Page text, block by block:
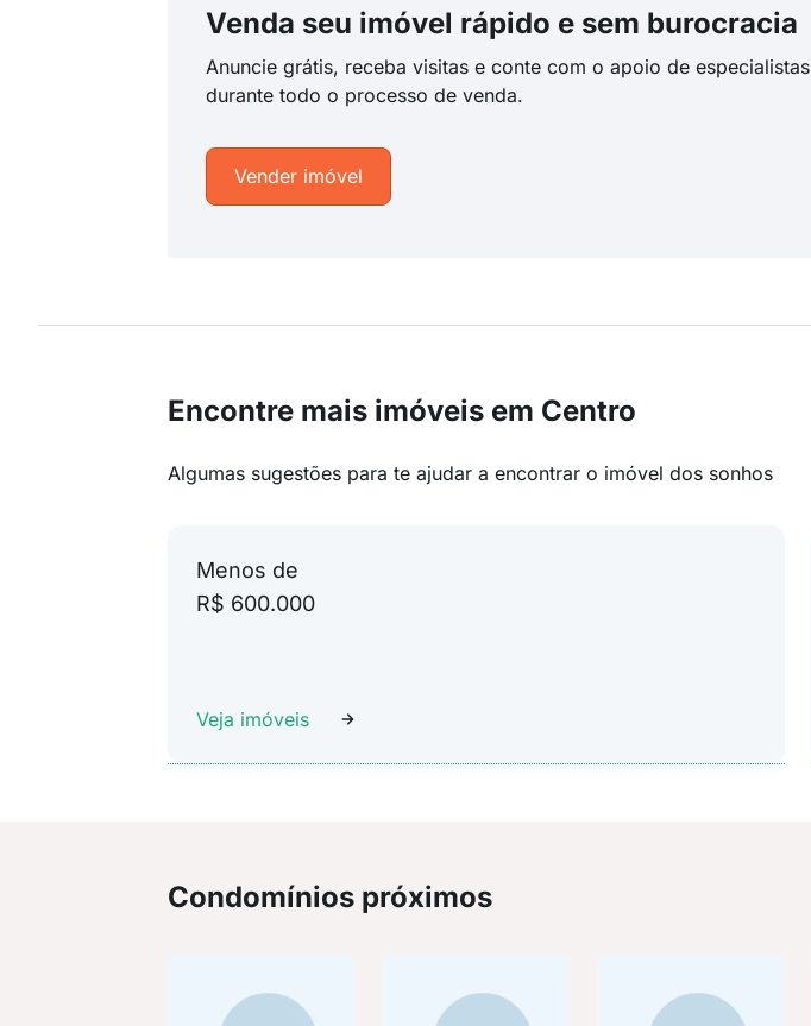
Venda seu imóvel rápido e sem burocracia
Anuncie grátis, receba visitas e conte com o apoio de especialistas
durante todo o processo de venda.
Vender imóvel
Encontre mais imóveis em Centro
Algumas sugestões para te ajudar a encontrar o imóvel dos sonhos
Menos de
R$ 600.000
Veja imóveis
Condomínios próximos